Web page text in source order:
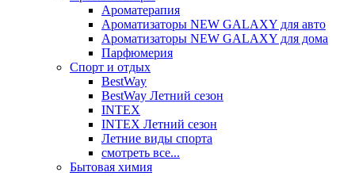
Ароматерапия
Ароматизаторы NEW GALAXY для авто
Ароматизаторы NEW GALAXY для дома
Парфюмерия
Спорт и отдых
BestWay
BestWay Летний сезон
INTEX
INTEX Летний сезон
Летние виды спорта
смотреть все...
Бытовая химия